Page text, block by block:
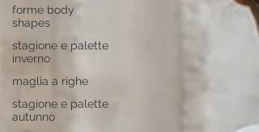
forme body
shapes
stagione e palette
inverno
maglia a righe
stagione e palette
autunno